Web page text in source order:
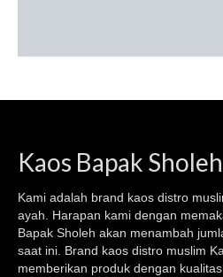
Kaos Bapak Sholeh
Kami adalah brand kaos distro
ayah. Harapan kami dengan
Bapak Sholeh akan menambah
saat ini. Brand kaos distro muslim
memberikan produk dengan